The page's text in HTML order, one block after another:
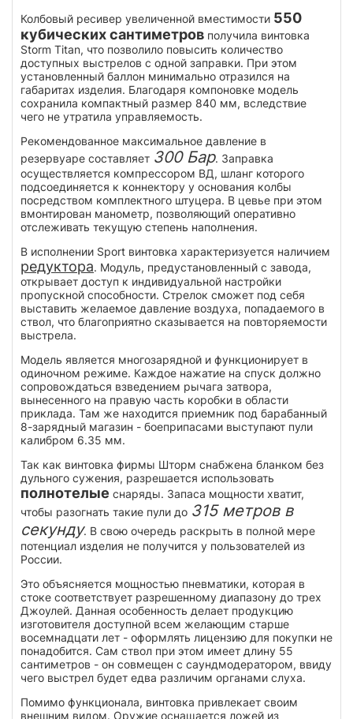
Колбовый ресивер увеличенной вместимости 550
кубических сантиметров получила винтовка
Storm Titan, что позволило повысить количество
доступных выстрелов с одной заправки. При этом
установленный баллон минимально отразился на
габаритах изделия. Благодаря компоновке модель
сохранила компактный размер 840 мм, вследствие
чего не утратила управляемость.
Рекомендованное максимальное давление в
резервуаре составляет 300 Бар. Заправка
осуществляется компрессором ВД, шланг которого
подсоединяется к коннектору у основания колбы
посредством комплектного штуцера. В цевье при этом
вмонтирован манометр, позволяющий оперативно
отслеживать текущую степень наполнения.
В исполнении Sport винтовка характеризуется наличием
редуктора. Модуль, предустановленный с завода,
открывает доступ к индивидуальной настройки
пропускной способности. Стрелок сможет под себя
выставить желаемое давление воздуха, попадаемого в
ствол, что благоприятно сказывается на повторяемости
выстрела.
Модель является многозарядной и функционирует в
одиночном режиме. Каждое нажатие на спуск должно
сопровождаться взведением рычага затвора,
вынесенного на правую часть коробки в области
приклада. Там же находится приемник под барабанный
8-зарядный магазин - боеприпасами выступают пули
калибром 6.35 мм.
Так как винтовка фирмы Шторм снабжена бланком без
дульного сужения, разрешается использовать
полнотелые снаряды. Запаса мощности хватит,
чтобы разогнать такие пули до 315 метров в
секунду. В свою очередь раскрыть в полной мере
потенциал изделия не получится у пользователей из
России.
Это объясняется мощностью пневматики, которая в
стоке соответствует разрешенному диапазону до трех
Джоулей. Данная особенность делает продукцию
изготовителя доступной всем желающим старше
восемнадцати лет - оформлять лицензию для покупки не
понадобится. Сам ствол при этом имеет длину 55
сантиметров - он совмещен с саундмодератором, ввиду
чего выстрел будет едва различим органами слуха.
Помимо функционала, винтовка привлекает своим
внешним видом. Оружие оснащается ложей из